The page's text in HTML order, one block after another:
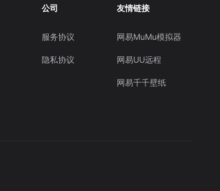
公司
服务协议
隐私协议
友情链接
网易MuMu模拟器
网易UU远程
网易千千壁纸